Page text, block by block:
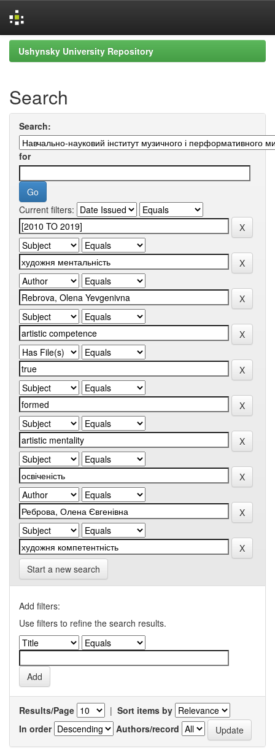
Skip
navigation
Ushynsky University Repository
Search
Search:
for
Current filters:
Start a new search
Add filters:
Use filters to refine the search results.
Results/Page | Sort items by
In order
Authors/record